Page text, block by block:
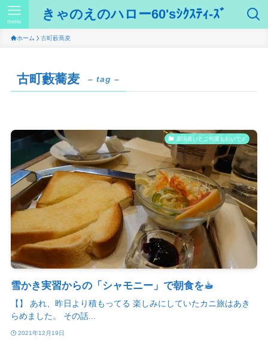
きゃのえのハロー60'sｼｸｽﾃｨ-ｽﾞ
menu
ホーム 古町藪蕎麦
古町藪蕎麦 – tag –
新潟良いとこ何度もおいで♫
雪かき実習からの「シャモニー」で朝食を☕︎
【】 あれ、昨日より積もってる 楽しみにしていたカニ旅はあき
らめました。 その話...
2021年12月19日